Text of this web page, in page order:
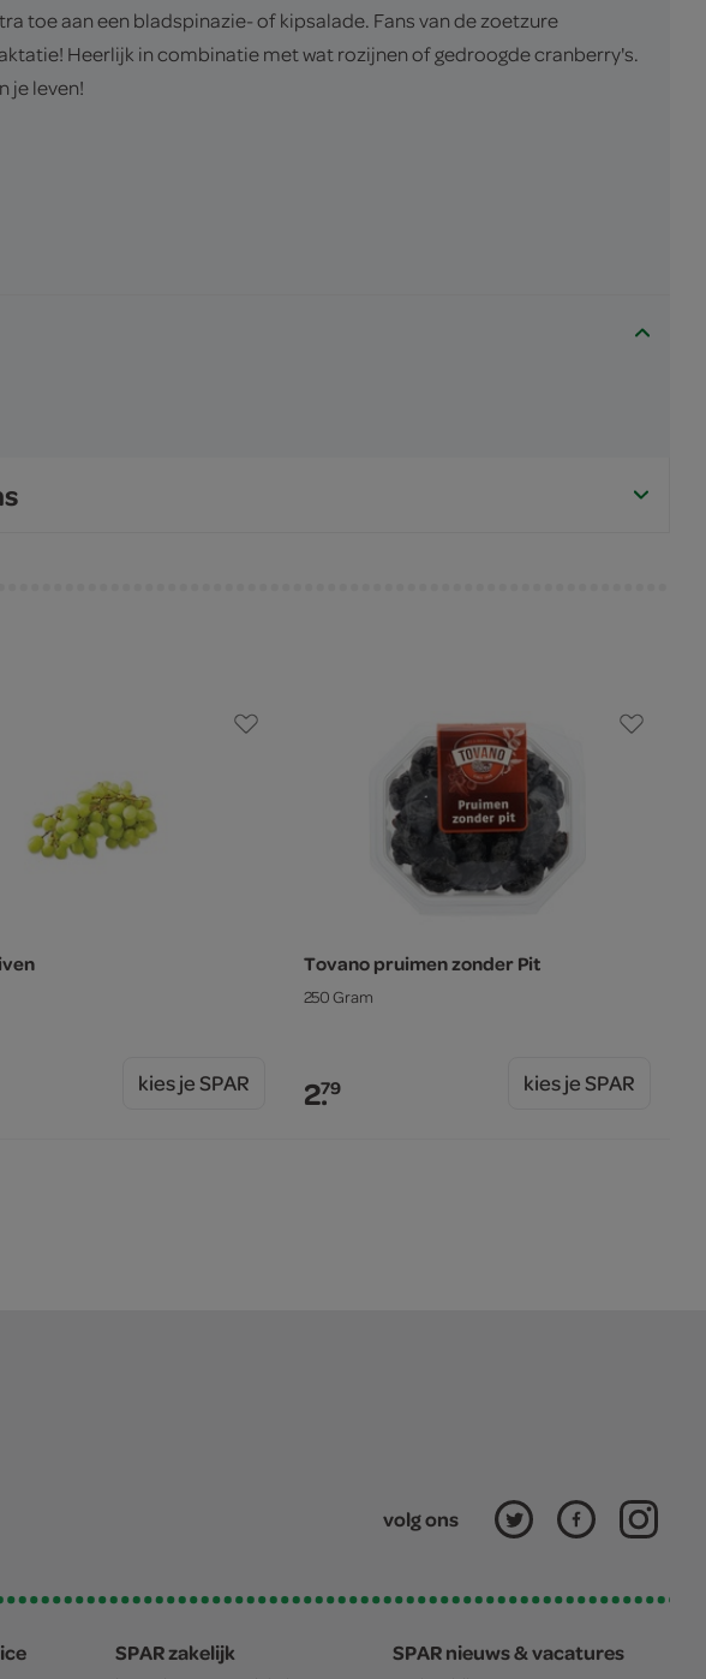
toe aan een bladspinazie- of kipsalade. Fans van de zoetzure
Heerlijk in combinatie met wat rozijnen of gedroogde cranberry's.
je leven!
kies je SPAR
Tovano pruimen zonder Pit
250 Gram
2.79 kies je SPAR
volg ons
SPAR zakelijk SPAR nieuws & vacatures